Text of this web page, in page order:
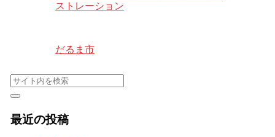
ストレーション
だるま市
最近の投稿